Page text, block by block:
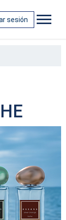
sesión